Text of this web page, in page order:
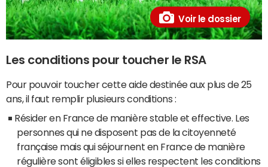
Voir le dossier
Les conditions pour toucher le RSA
Pour pouvoir toucher cette aide destinée aux plus de 25
ans, il faut remplir plusieurs conditions :
Résider en France de manière stable et effective. Les
personnes qui ne disposent pas de la citoyenneté
française mais qui séjournent en France de manière
régulière sont éligibles si elles respectent les conditions